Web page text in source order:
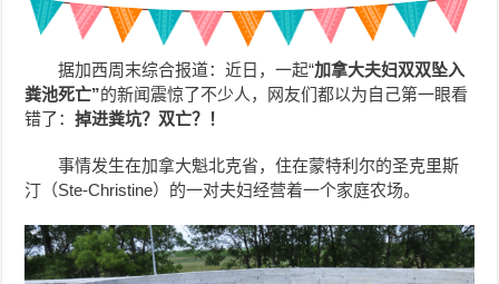
据加西周末综合报道：近日，一起“加拿大夫妇双双坠入
粪池死亡”的新闻震惊了不少人，网友们都以为自己第一眼看
错了：掉进粪坑？双亡？！
事情发生在加拿大魁北克省，住在蒙特利尔的圣克里斯
汀（Ste-Christine）的一对夫妇经营着一个家庭农场。